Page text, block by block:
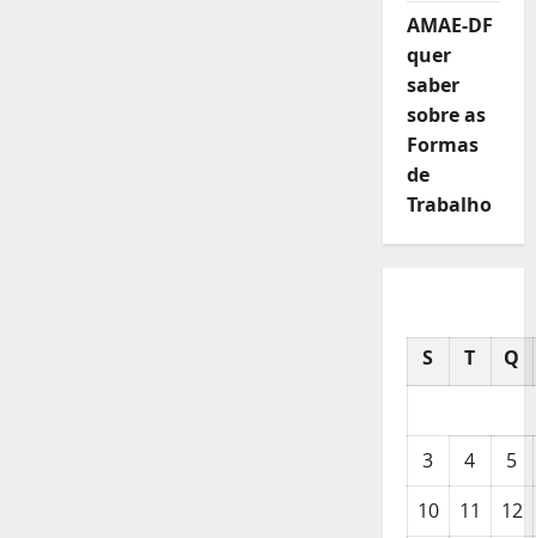
AMAE-DF
quer
saber
sobre as
Formas
de
Trabalho
S T Q
3 4
5
10
11
12